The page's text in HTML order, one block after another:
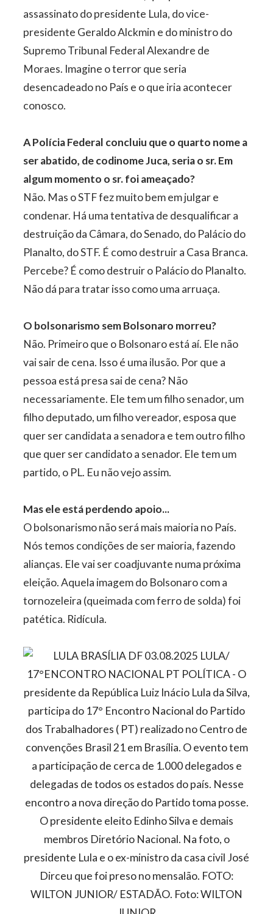
assassinato do presidente Lula, do vice-
presidente Geraldo Alckmin e do ministro do
Supremo Tribunal Federal Alexandre de
Moraes. Imagine o terror que seria
desencadeado no País e o que iria acontecer
conosco.
A Polícia Federal concluiu que o quarto nome a
ser abatido, de codinome Juca, seria o sr. Em
algum momento o sr. foi ameaçado?
Não. Mas o STF fez muito bem em julgar e
condenar. Há uma tentativa de desqualificar a
destruição da Câmara, do Senado, do Palácio do
Planalto, do STF. É como destruir a Casa Branca.
Percebe? É como destruir o Palácio do Planalto.
Não dá para tratar isso como uma arruaça.
O bolsonarismo sem Bolsonaro morreu?
Não. Primeiro que o Bolsonaro está aí. Ele não
vai sair de cena. Isso é uma ilusão. Por que a
pessoa está presa sai de cena? Não
necessariamente. Ele tem um filho senador, um
filho deputado, um filho vereador, esposa que
quer ser candidata a senadora e tem outro filho
que quer ser candidato a senador. Ele tem um
partido, o PL. Eu não vejo assim.
Mas ele está perdendo apoio...
O bolsonarismo não será mais maioria no País.
Nós temos condições de ser maioria, fazendo
alianças. Ele vai ser coadjuvante numa próxima
eleição. Aquela imagem do Bolsonaro com a
tornozeleira (queimada com ferro de solda) foi
patética. Ridícula.